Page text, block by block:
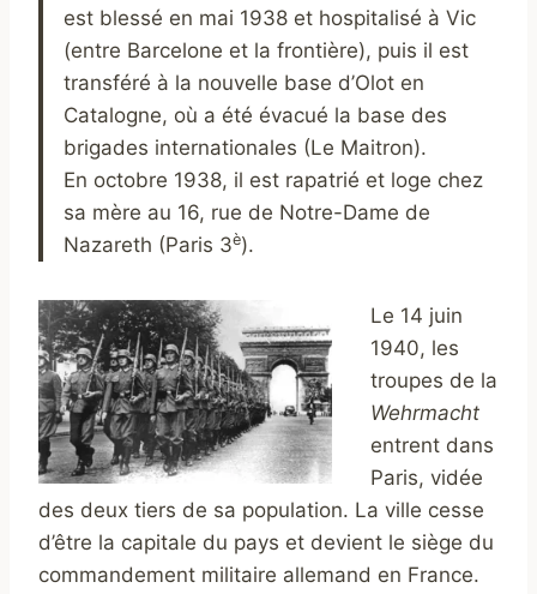
est blessé en mai 1938 et hospitalisé à Vic
(entre Barcelone et la frontière), puis il est
transféré à la nouvelle base d’Olot en
Catalogne, où a été évacué la base des
brigades internationales (Le Maitron).
En octobre 1938, il est rapatrié et loge chez
sa mère au 16, rue de Notre-Dame de
Nazareth (Paris 3è).
Le 14 juin
1940, les
troupes de la
Wehrmacht
entrent dans
Paris, vidée
des deux tiers de sa population. La ville cesse
d’être la capitale du pays et devient le siège du
commandement militaire allemand en France.